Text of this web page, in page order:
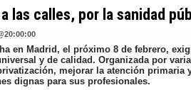
las calles, por la sanidad
20:00:00
en Madrid, el próximo 8 de febrero,
y de calidad. Organizada por
mejorar la atención primaria
dignas para sus profesionales.